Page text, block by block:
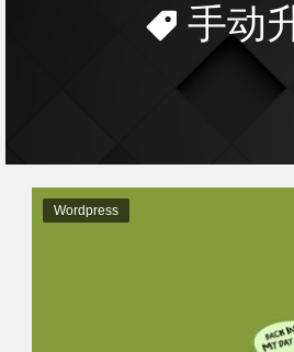
手动
Wordpress